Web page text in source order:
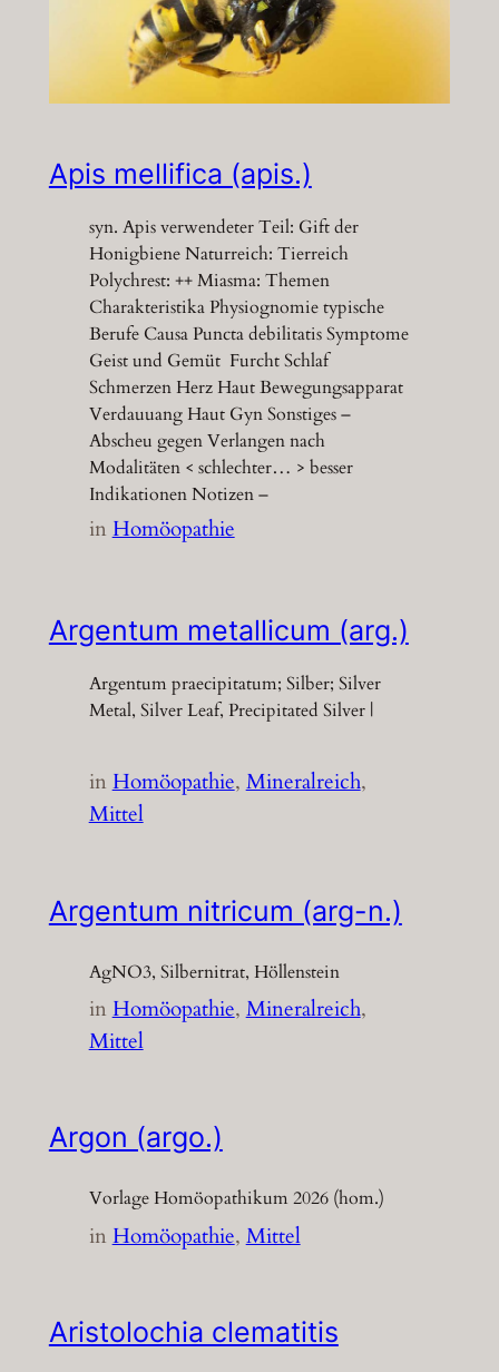
Apis mellifica (apis.)
syn. Apis verwendeter Teil: Gift der
Honigbiene Naturreich: Tierreich
Polychrest: ++ Miasma: Themen
Charakteristika Physiognomie typische
Berufe Causa Puncta debilitatis Symptome
Geist und Gemüt Furcht Schlaf
Schmerzen Herz Haut Bewegungsapparat
Verdauuang Haut Gyn Sonstiges –
Abscheu gegen Verlangen nach
Modalitäten < schlechter… > besser
Indikationen Notizen –
inHomöopathie
Argentum metallicum (arg.)
Argentum praecipitatum; Silber; Silver
Metal, Silver Leaf, Precipitated Silver |
inHomöopathie, Mineralreich
Mittel
Argentum nitricum (arg-n.)
AgNO3, Silbernitrat, Höllenstein
inHomöopathie, Mineralreich
Mittel
Argon (argo.)
Vorlage Homöopathikum 2026 (hom.)
inHomöopathie, Mittel
Aristolochia clematitis